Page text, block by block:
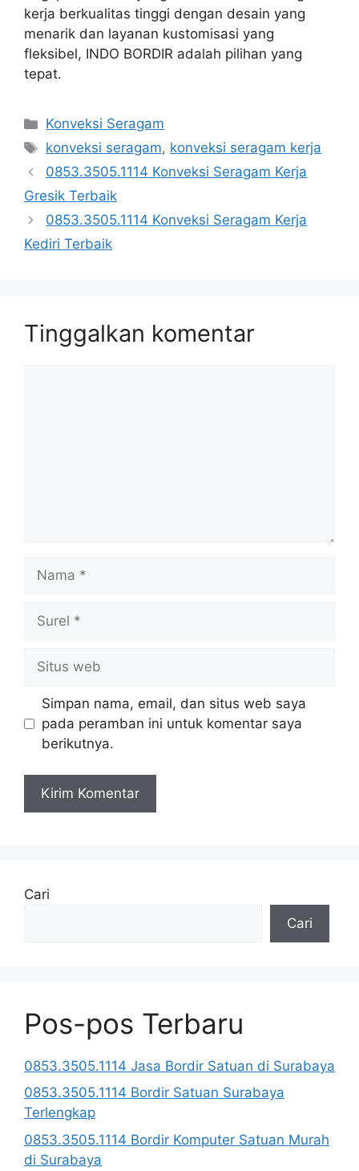
kerja berkualitas tinggi dengan desain yang
menarik dan layanan kustomisasi yang
fleksibel, INDO BORDIR adalah pilihan yang
tepat.
Kategori
Konveksi Seragam
Tag
konveksi seragam, konveksi seragam kerja
0853.3505.1114 Konveksi Seragam Kerja
Gresik Terbaik
0853.3505.1114 Konveksi Seragam Kerja
Kediri Terbaik
Tinggalkan komentar
Nama
Surel
Situs
web
Simpan nama, email, dan situs web saya
pada peramban ini untuk komentar saya
berikutnya.
Cari
Cari
Pos-pos Terbaru
0853.3505.1114 Jasa Bordir Satuan di Surabaya
0853.3505.1114 Bordir Satuan Surabaya
Terlengkap
0853.3505.1114 Bordir Komputer Satuan Murah
di Surabaya